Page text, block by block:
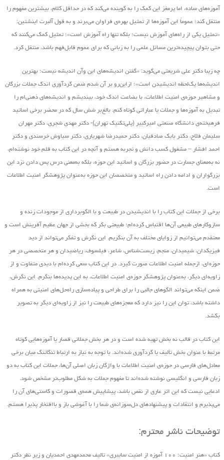
آموزه‌های ساده، اما پرمغز این کمک را به گوینده‌ می‌کند که در حداقل کلام، بیشترین مفهوم را
منتقل کند؛ عموماً این آموزه‌ها از تمثیل بهره‌ی فراوان‌ می‌برند و به قول آلبرت اینشتین:
«تمثیل یکی از راه‌های آموزش نیست؛ بلکه تنها راه آموزش است»؛ تمثیل کمک می‌کنند که
حتی بتوان پیچیده‌ترین مسائل علمی را به زبانی که برای عموم قابل‌فهم باشد، منتقل کرد.
چه زیبا دکتر علی شریعتی ‌می‌گوید: «گفتن اندیشه‌های این ‌وآن اندیشه نیست؛ بهترین
اندیشه‌ها یک‌لحظه اندیشیدن است»؛ ازاین‌رو بر آن شدم ضمن گردآوری اندک جملات بزرگان
و مشاهیر حوزه‌ی امنیت اطلاعات، با بضاعت اندک خود، بیندیشم و اندیشه‌های ذهنی‌ام را
تبدیل به آموزه‌ها و جملات یا عباراتی کوتاه کنم. بالغ‌بر شش سال که در محضر برخی اساتید
فرهیخته‌ی دانشگاه صنعتی امیرکبیر (پلی‌تکنیک تهران)- دکتر مهدی شجری، دکتر مهران
سلیمان فلاح، دکتر بابک صادقیان، دکتر حمیدرضا شهریاری، دکتر سیاوش خرسندی و دکتر
احمد افشار – مشغول کسب دانش و تجربه هستم و آنچه در این کتاب به قلم خود نوشته‌ام،
نه به‌معنای جسارت در حضور بزرگان و اساتید این حوزه، بلکه به‌معنی درس پس دادن نزد این
بزرگواران و ادامه دادن راه اساتید و متخصصان این حوزه به‌عنوان پژوهشگر امنیت اطلاعات
است.
برخی از جملات این کتاب را با اندیشیدن در طبیعت و با الگوبرداری از موجودات زنده و
سازوکارهای طبیعی آن‌ها اقتباس کرده‌ام؛ طبیعتی بکر که بخشی از جهان عظیم آفرینش است و
معتقدم می‌توانیم از زوایای مختلف به آن بنگریم. این نگرش و تفکر می‌تواند از دید
فیزیکدان، شیمیدان، منجم، زیست‌شناس، شاعر، فیلسوف، ریاضیدان و هر متخصصی در هر
حوزه‌ای، ازجمله امنیت اطلاعات صورت گیرد. در این کتاب سعی کرده‌ام با دیدی متفاوت و از
زاویه‌ای دیگر، به‌عنوان پژوهشگر حوزه‌ی امنیت اطلاعات، به این پدیده‌ها بنگرم. این نگرش،
ضمن اینکه می‌تواند الگوهای جالبی را برای طراحی و پیاده‌سازی راه‌حل‌های امنیتی به همراه
داشته باشد، توان این را نیز دارد که معجزه‌های طبیعت را نیز از زاویه‌ای دیگر به تصویر
بکشد.
این کتاب در قالب نه بخش تهیه ‌شده است و در هر بخش جملاتی قصار یا آموزه‌هایی کوتاه
مرتبط با عنوان بخش تألیف یا گردآوری شده‌اند. با توجه به نیاز به ارتباط تنگاتنگ میان برخی
معادل‌های فارسی در حوزه‌ی امنیت اطلاعات با واژگان زبان اصلی آن‌ها، جملات این کتاب به دو
زبان فارسی و انگلیسی نوشته شده‌اند تا مفهوم جملات به شکل مطلوب‌تر مشخص شود.
ادعایی نیست که این اثر عاری از نقص باشد، پیشاپیش همه‌ی قصورات و کاستی‌های آن را
می‌پذیرم و انتقادات و پیشنهاد‌های د‌ل‌سوزانه‌ی شما را با آغوشی باز و باافتخار پذیرا هستم.
توضیحات ناشر محترم:
کتاب «هنر امنیت؛ ۱۰۰ آموزه از امنیت سایبری» تالیف محمدمهدی احمدیان و زیر نظر دکتر